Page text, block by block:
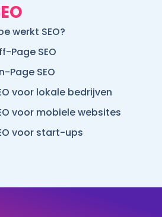
werkt SEO?
Page SEO
Page SEO
voor lokale bedrijven
voor mobiele websites
voor start-ups